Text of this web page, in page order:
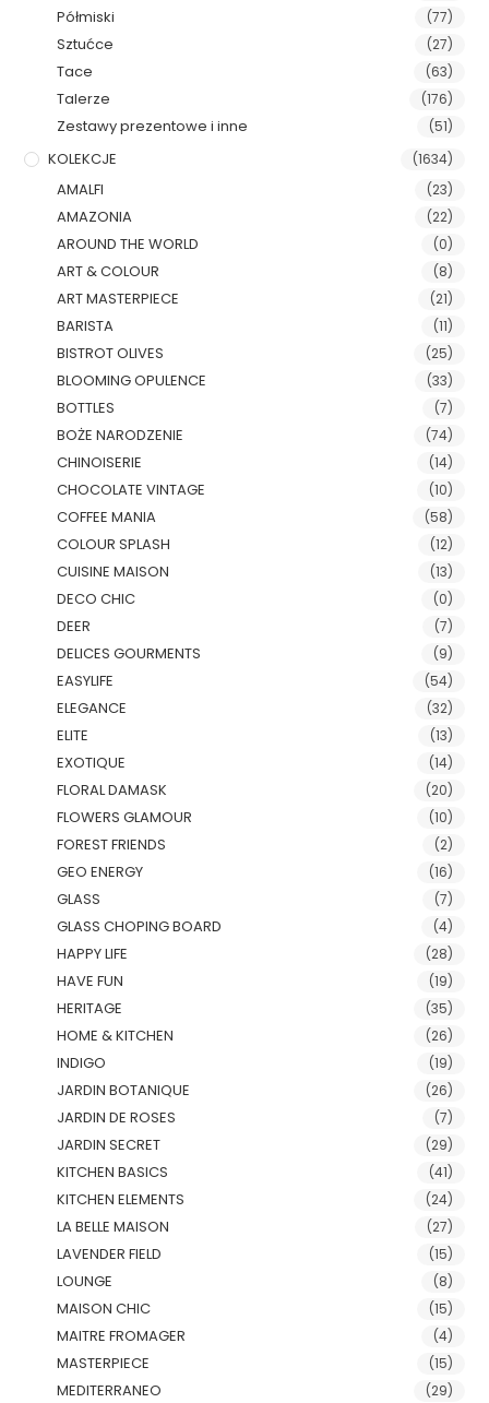
Półmiski
(77)
Sztućce (27)
Tace (63)
Talerze (176)
Zestawy prezentowe i inne (51)
KOLEKCJE (1634)
AMALFI (23)
AMAZONIA (22)
AROUND THE WORLD (0)
ART & COLOUR (8)
ART MASTERPIECE (21)
BARISTA (11)
BISTROT OLIVES (25)
BLOOMING OPULENCE (33)
BOTTLES (7)
BOŻE NARODZENIE (74)
CHINOISERIE (14)
CHOCOLATE VINTAGE (10)
COFFEE MANIA (58)
COLOUR SPLASH (12)
CUISINE MAISON (13)
DECO CHIC (0)
DEER (7)
DELICES GOURMENTS (9)
EASYLIFE (54)
ELEGANCE (32)
ELITE (13)
EXOTIQUE (14)
FLORAL DAMASK (20)
FLOWERS GLAMOUR (10)
FOREST FRIENDS (2)
GEO ENERGY (16)
GLASS (7)
GLASS CHOPING BOARD (4)
HAPPY LIFE (28)
HAVE FUN (19)
HERITAGE (35)
HOME & KITCHEN (26)
INDIGO (19)
JARDIN BOTANIQUE (26)
JARDIN DE ROSES (7)
JARDIN SECRET (29)
KITCHEN BASICS (41)
KITCHEN ELEMENTS (24)
LA BELLE MAISON (27)
LAVENDER FIELD (15)
LOUNGE (8)
MAISON CHIC (15)
MAITRE FROMAGER (4)
MASTERPIECE (15)
MEDITERRANEO (29)